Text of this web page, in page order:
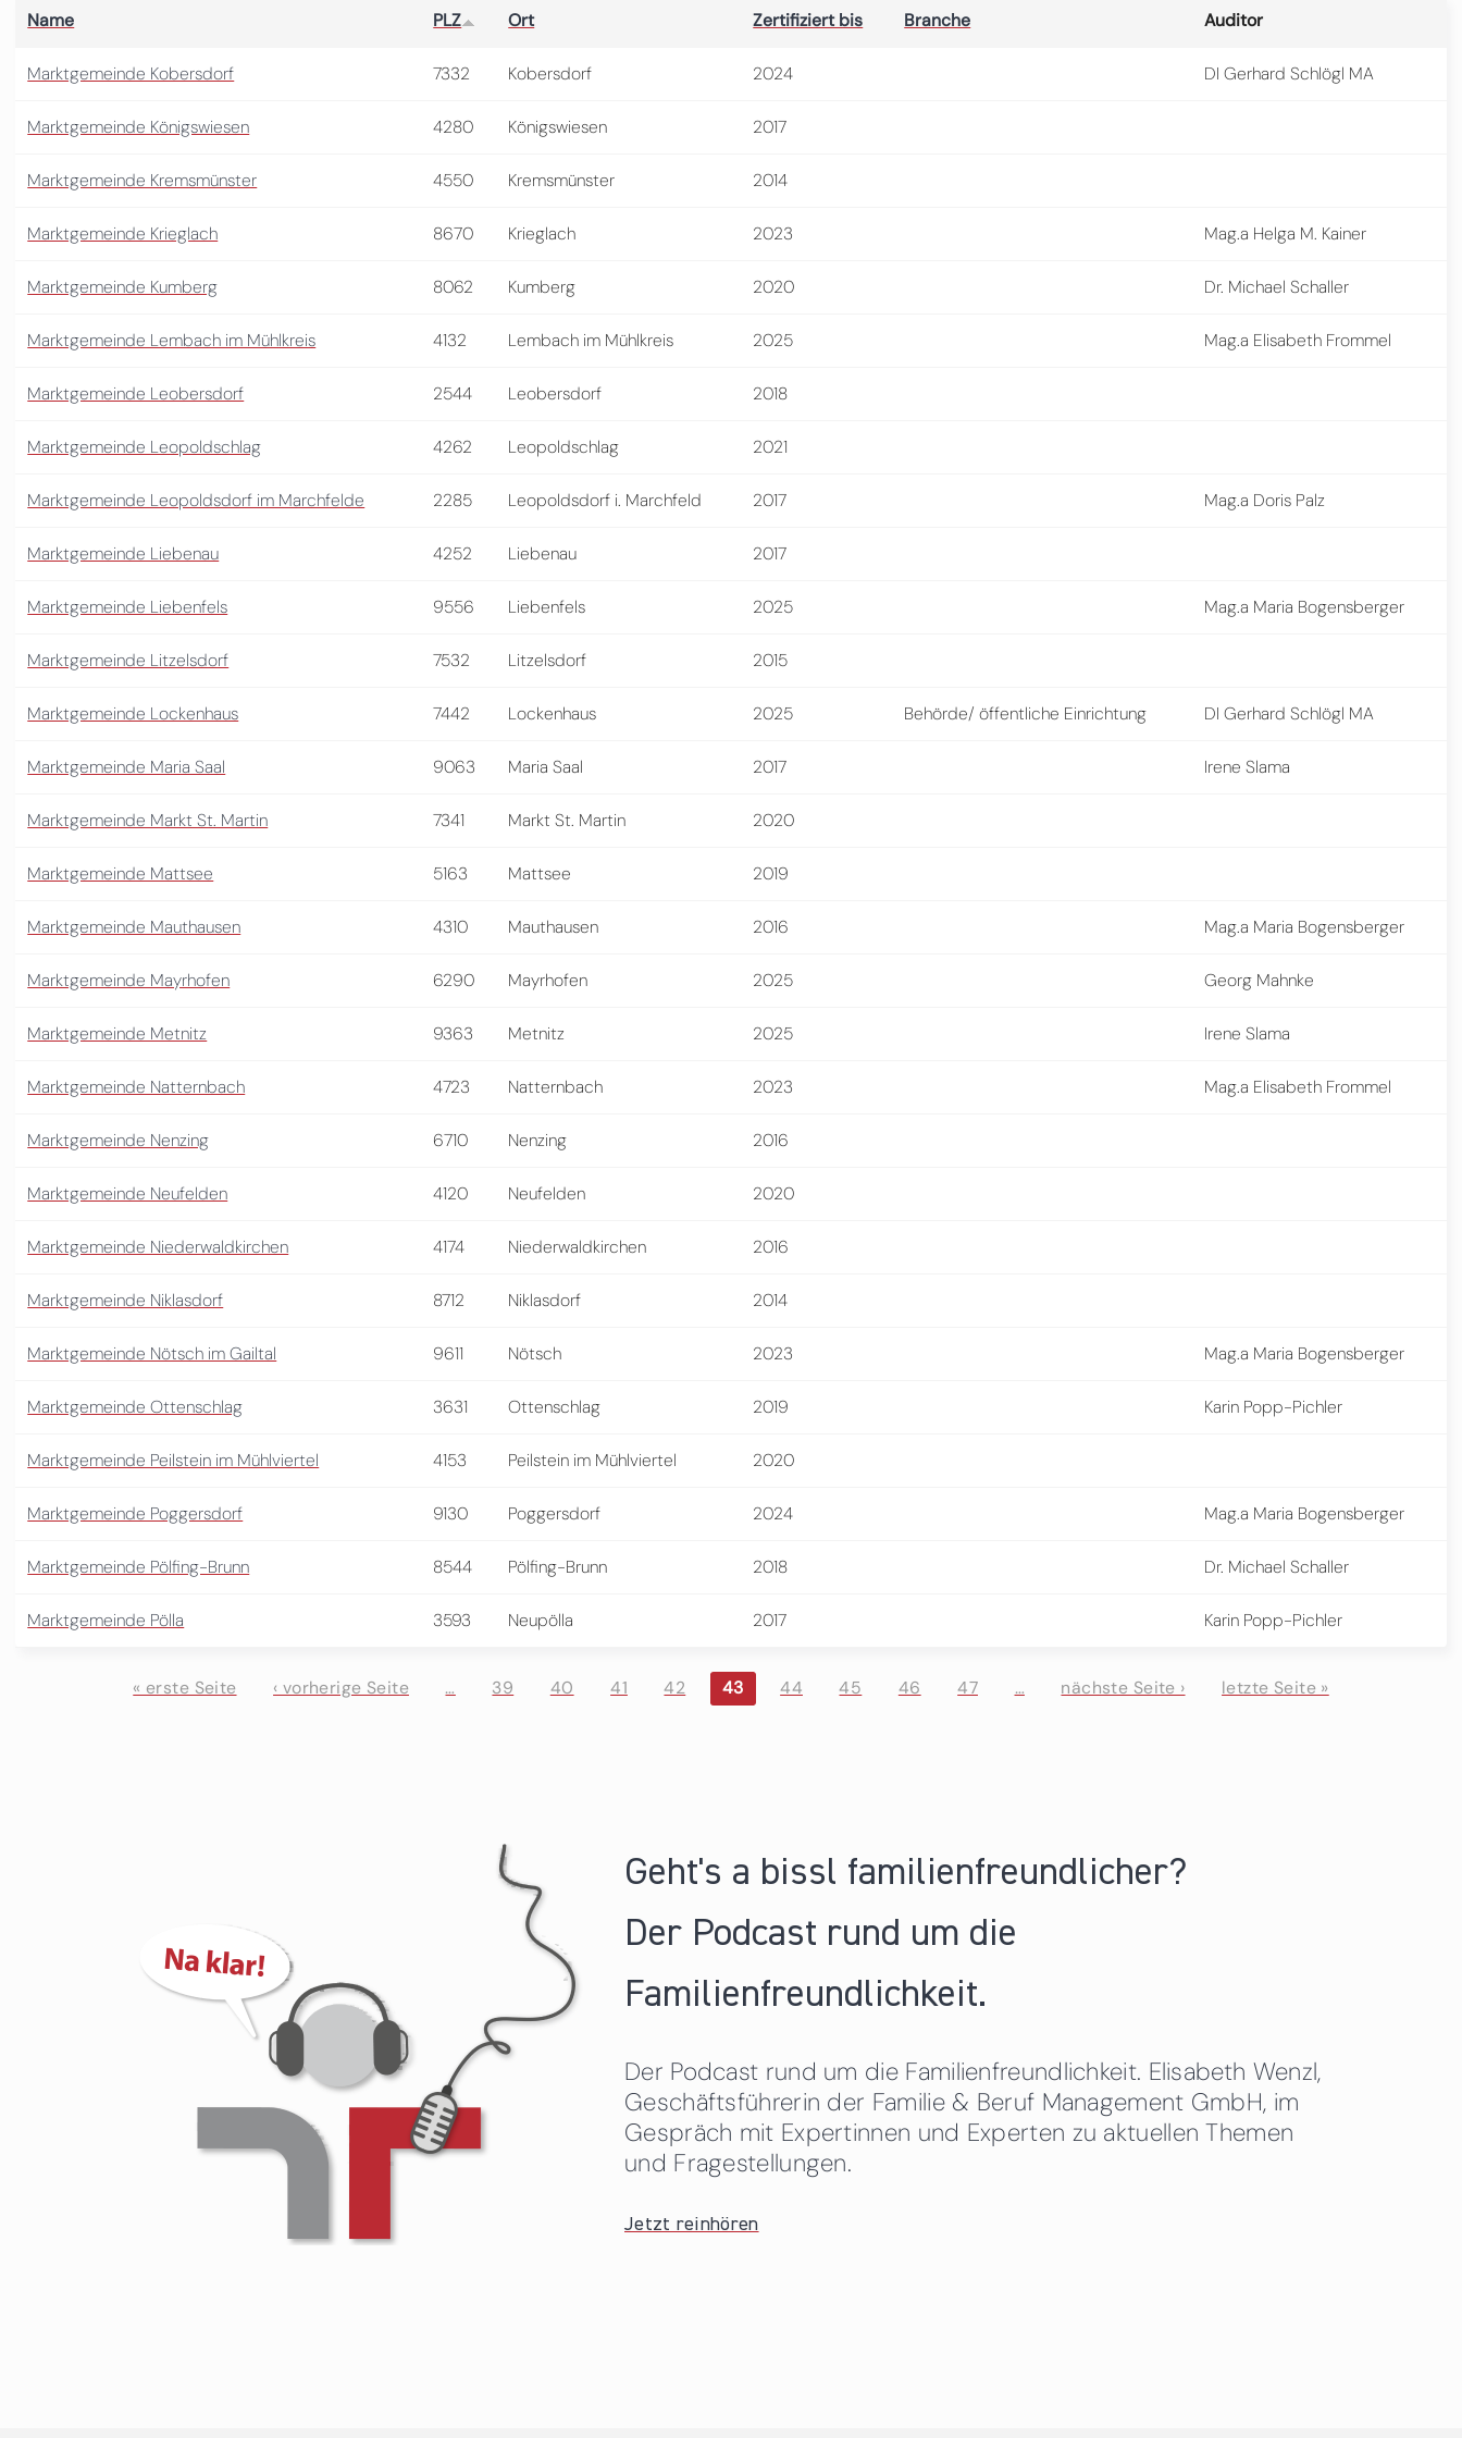
Name PLZ Ort Zertifiziert bis Branche Auditor
Marktgemeinde Kobersdorf 7332 Kobersdorf 2024 DI Gerhard Schlögl MA
Marktgemeinde Königswiesen 4280 Königswiesen 2017
Marktgemeinde Kremsmünster 4550 Kremsmünster 2014
Marktgemeinde Krieglach 8670 Krieglach 2023 Mag.a Helga M. Kainer
Marktgemeinde Kumberg 8062 Kumberg 2020 Dr. Michael Schaller
Marktgemeinde Lembach im Mühlkreis 4132 Lembach im Mühlkreis 2025 Mag.a Elisabeth Frommel
Marktgemeinde Leobersdorf 2544 Leobersdorf 2018
Marktgemeinde Leopoldschlag 4262 Leopoldschlag 2021
Marktgemeinde Leopoldsdorf im Marchfelde 2285 Leopoldsdorf i. Marchfeld 2017 Mag.a Doris Palz
Marktgemeinde Liebenau 4252 Liebenau 2017
Marktgemeinde Liebenfels 9556 Liebenfels 2025 Mag.a Maria Bogensberger
Marktgemeinde Litzelsdorf 7532 Litzelsdorf 2015
Marktgemeinde Lockenhaus 7442 Lockenhaus 2025 Behörde/ öffentliche Einrichtung DI Gerhard Schlögl MA
Marktgemeinde Maria Saal 9063 Maria Saal 2017 Irene Slama
Marktgemeinde Markt St. Martin 7341 Markt St. Martin 2020
Marktgemeinde Mattsee 5163 Mattsee 2019
Marktgemeinde Mauthausen 4310 Mauthausen 2016 Mag.a Maria Bogensberger
Marktgemeinde Mayrhofen 6290 Mayrhofen 2025 Georg Mahnke
Marktgemeinde Metnitz 9363 Metnitz 2025 Irene Slama
Marktgemeinde Natternbach 4723 Natternbach 2023 Mag.a Elisabeth Frommel
Marktgemeinde Nenzing 6710 Nenzing 2016
Marktgemeinde Neufelden 4120 Neufelden 2020
Marktgemeinde Niederwaldkirchen 4174 Niederwaldkirchen 2016
Marktgemeinde Niklasdorf 8712 Niklasdorf 2014
Marktgemeinde Nötsch im Gailtal 9611 Nötsch 2023 Mag.a Maria Bogensberger
Marktgemeinde Ottenschlag 3631 Ottenschlag 2019 Karin Popp-Pichler
Marktgemeinde Peilstein im Mühlviertel 4153 Peilstein im Mühlviertel 2020
Marktgemeinde Poggersdorf 9130 Poggersdorf 2024 Mag.a Maria Bogensberger
Marktgemeinde Pölfing-Brunn 8544 Pölfing-Brunn 2018 Dr. Michael Schaller
Marktgemeinde Pölla 3593 Neupölla 2017 Karin Popp-Pichler
« erste Seite ‹ vorherige Seite … 39 40 41 42 43 44 45 46 47 … nächste Seite › letzte Seite »
Geht's a bissl familienfreundlicher?
Der Podcast rund um die
Familienfreundlichkeit.
Der Podcast rund um die Familienfreundlichkeit. Elisabeth Wenzl,
Geschäftsführerin der Familie & Beruf Management GmbH, im
Gespräch mit Expertinnen und Experten zu aktuellen Themen
und Fragestellungen.
Jetzt reinhören